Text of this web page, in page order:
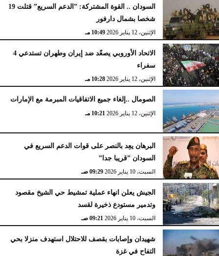
السودان .. القوة المشتركة: ”الدعم السريع” قتلت 19
شخصا بشمال دارفور
الإثنين، 12 يناير 2026 10:49 مـ
الاتحاد الأوروبي يصعّد ضد إيران وطهران تستدعي 4
سفراء
الإثنين، 12 يناير 2026 10:28 مـ
الصومال ..إلغاء جميع الاتفاقيات المبرمة مع الإمارات
الإثنين، 12 يناير 2026 10:21 مـ
البرهان يعِد بالنصر على قوات الدعم السريع في
السودان ”قريبا جدا”
السبت، 10 يناير 2026 09:29 صـ
الجيش يعلن انهاء عملية تمشيط حي الشيخ مقصود
وتدمير مستودع ذخيرة لقسد
السبت، 10 يناير 2026 09:21 صـ
شهيدان وإصابات بقصف للاحتلال استهدف منزلا بحي
التفاح في غزة